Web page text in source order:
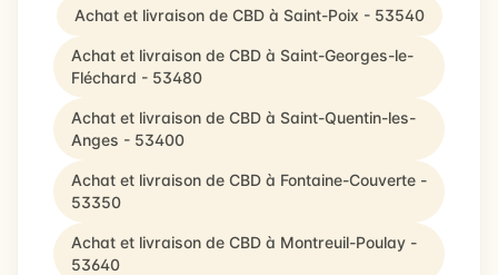
Achat et livraison de CBD à Saint-Poix - 53540
Achat et livraison de CBD à Saint-Georges-le-
Fléchard - 53480
Achat et livraison de CBD à Saint-Quentin-les-
Anges - 53400
Achat et livraison de CBD à Fontaine-Couverte -
53350
Achat et livraison de CBD à Montreuil-Poulay -
53640